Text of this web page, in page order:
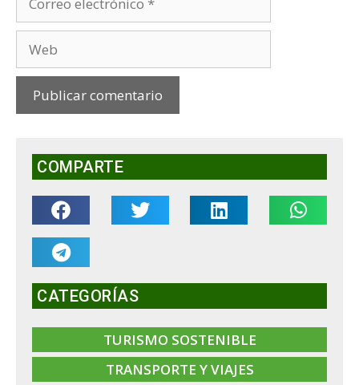
COMPARTE
CATEGORÍAS
TURISMO SOSTENIBLE
TRANSPORTE Y VIAJES